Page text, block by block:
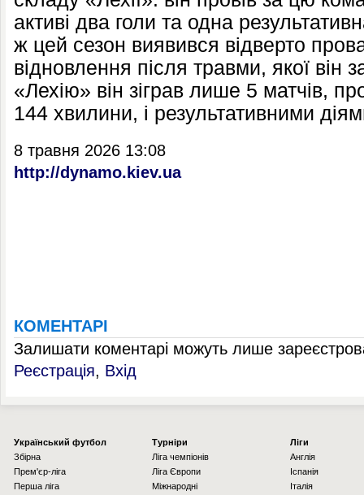
активі два голи та одна
ж цей сезон виявився відверто
відновлення після травми, якої він
«Лехію» він зіграв лише 5 матчів,
144 хвилини, і результативними
8 травня 2026 13:08
http://dynamo.kiev.ua
КОМЕНТАРІ
Залишати коментарі можуть лише
Реєстрація, Вхід
Українcький футбол
Збірна
Прем'єр-ліга
Перша ліга
Турніри
Ліга чемпіонів
Ліга Європи
Міжнародні
Ліги
Англія
Іспанія
Італія